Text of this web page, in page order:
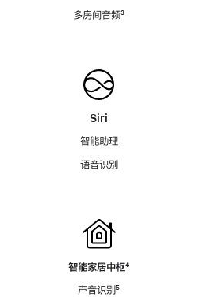
多房间音频脚
³
Siri
智能助理
语音识别
智能家居中枢脚
⁴
声音识别脚
⁵